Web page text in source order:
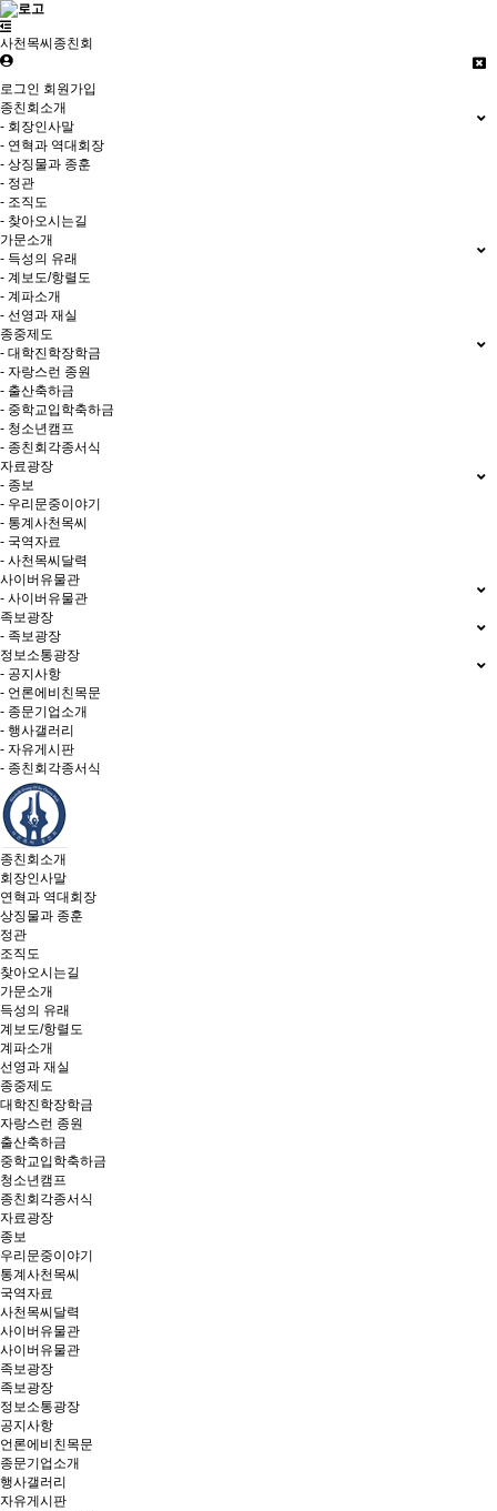
사천목씨종친회
로그인 회원가입
종친회소개
- 회장인사말
- 연혁과 역대회장
- 상징물과 종훈
- 정관
- 조직도
- 찾아오시는길
가문소개
- 득성의 유래
- 계보도/항렬도
- 계파소개
- 선영과 재실
종중제도
- 대학진학장학금
- 자랑스런 종원
- 출산축하금
- 중학교입학축하금
- 청소년캠프
- 종친회각종서식
자료광장
- 종보
- 우리문중이야기
- 통계사천목씨
- 국역자료
- 사천목씨달력
사이버유물관
- 사이버유물관
족보광장
- 족보광장
정보소통광장
- 공지사항
- 언론에비친목문
- 종문기업소개
- 행사갤러리
- 자유게시판
- 종친회각종서식
종친회소개
회장인사말
연혁과 역대회장
상징물과 종훈
정관
조직도
찾아오시는길
가문소개
득성의 유래
계보도/항렬도
계파소개
선영과 재실
종중제도
대학진학장학금
자랑스런 종원
출산축하금
중학교입학축하금
청소년캠프
종친회각종서식
자료광장
종보
우리문중이야기
통계사천목씨
국역자료
사천목씨달력
사이버유물관
사이버유물관
족보광장
족보광장
정보소통광장
공지사항
언론에비친목문
종문기업소개
행사갤러리
자유게시판